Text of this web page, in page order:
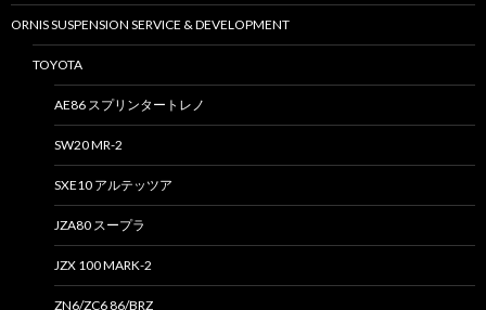
ORNIS SUSPENSION SERVICE & DEVELOPMENT
TOYOTA
AE86 スプリンタートレノ
SW20 MR-2
SXE10 アルテッツア
JZA80 スープラ
JZX 100 MARK-2
ZN6/ZC6 86/BRZ